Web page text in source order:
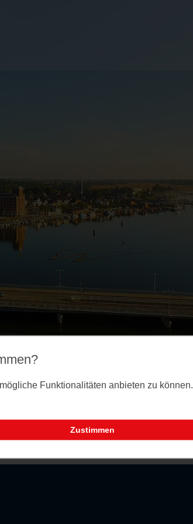
bzw. gelöscht.
Funktionalitäten anbieten zu können.
Zustimmen